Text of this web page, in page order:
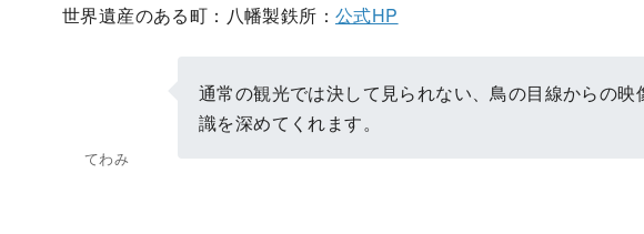
世界遺産のある町：八幡製鉄所： 公式HP
てわみ
通常の観光では決して見られない、鳥の目線からの
識を深めてくれます。